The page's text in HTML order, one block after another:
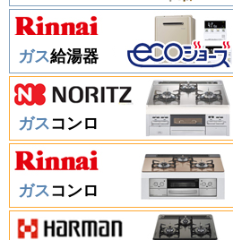
ガス給湯器
ガスコンロ
ガスコンロ